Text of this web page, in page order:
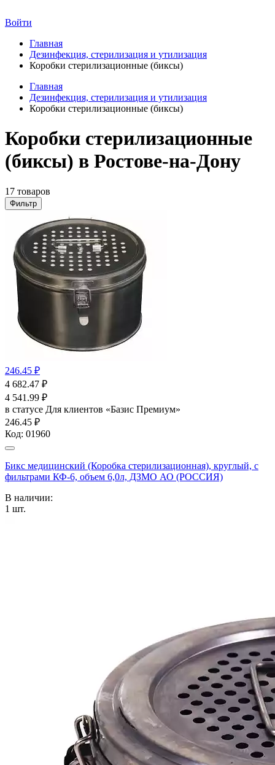
Войти
Главная
Дезинфекция, стерилизация и утилизация
Коробки стерилизационные (биксы)
Главная
Дезинфекция, стерилизация и утилизация
Коробки стерилизационные (биксы)
Коробки стерилизационные
(биксы) в Ростове-на-Дону
17 товаров
Фильтр
246.45 ₽
4 682.47 ₽
4 541.99 ₽
в статусе Для клиентов «Базис Премиум»
246.45 ₽
Код: 01960
Бикс медицинский (Коробка стерилизационная), круглый, с
фильтрами КФ-6, объем 6,0л, ДЗМО АО (РОССИЯ)
В наличии:
1 шт.